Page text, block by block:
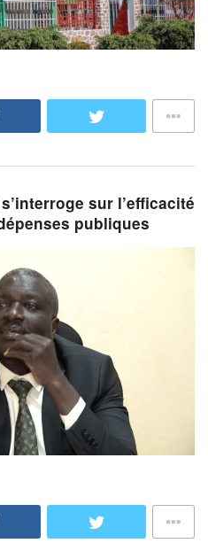
sur l’efficacité
publiques